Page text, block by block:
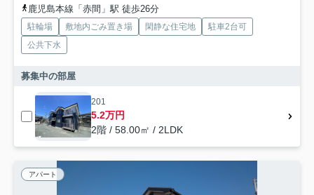
鹿児島本線「赤間」駅 徒歩26分
駐輪場 敷地内ごみ置き場 閑静な住宅地
駐車2台可
公共下水
募集中の部屋
201
5.2万円
2階 / 58.00㎡ / 2LDK
アパート